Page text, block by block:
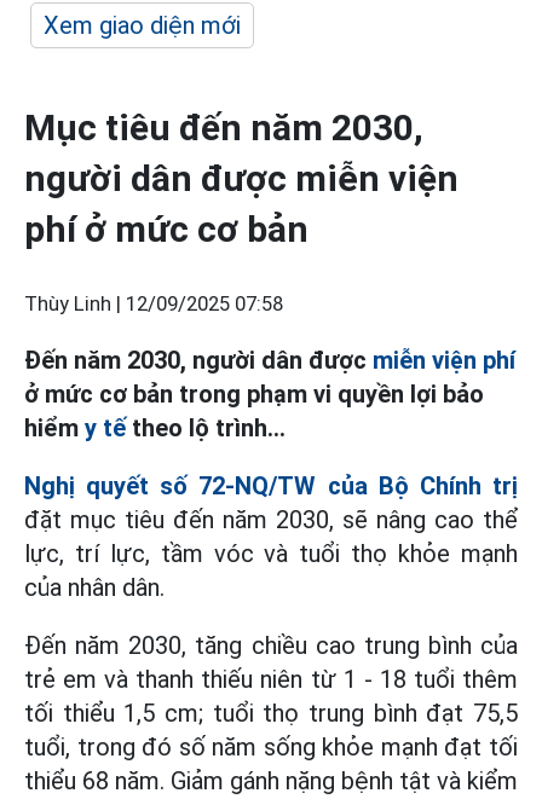
Xem giao diện mới
Mục tiêu đến năm 2030,
người dân được miễn viện
phí ở mức cơ bản
Thùy Linh | 12/09/2025 07:58
Đến năm 2030, người dân được miễn viện phí
ở mức cơ bản trong phạm vi quyền lợi bảo
hiểm y tếtheo lộ trình...
Nghị quyết số 72-NQ/TW của Bộ Chính trị
đặt mục tiêu đến năm 2030, sẽ nâng cao thể
lực, trí lực, tầm vóc và tuổi thọ khỏe mạnh
của nhân dân.
Đến năm 2030, tăng chiều cao trung bình của
trẻ em và thanh thiếu niên từ 1 - 18 tuổi thêm
tối thiểu 1,5 cm; tuổi thọ trung bình đạt 75,5
tuổi, trong đó số năm sống khỏe mạnh đạt tối
thiểu 68 năm. Giảm gánh nặng bệnh tật và kiểm